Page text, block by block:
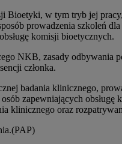
Bioetyki, w tym tryb jej
prowadzenia
komisji bioetycznych.
NKB, zasady
członka.
badania klinicznego,
zapewniających
klinicznego oraz